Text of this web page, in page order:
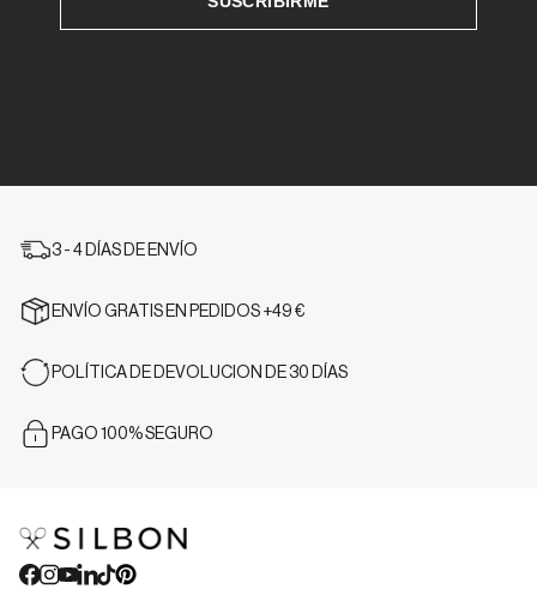
3 - 4 DÍAS DE ENVÍO
ENVÍO GRATIS EN PEDIDOS +49 €
POLÍTICA DE DEVOLUCION DE 30 DÍAS
PAGO 100% SEGURO